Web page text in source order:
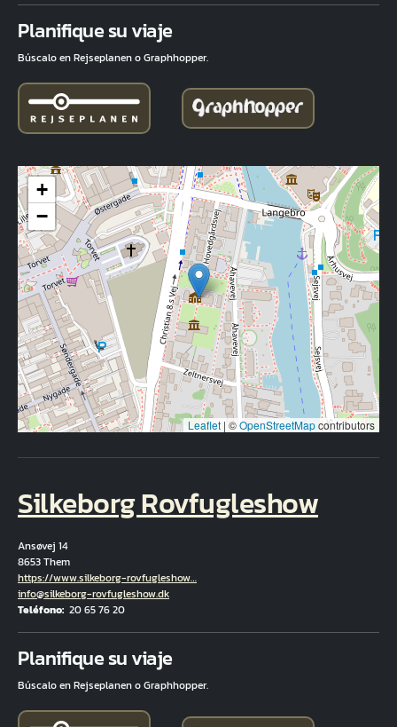
Planifique su viaje
Búscalo en Rejseplanen o Graphhopper.
+
−
Leaflet | ©OpenStreetMapcontributors
Silkeborg Rovfugleshow
Ansøvej 14
8653 Them
Hjemmeside
https://www.silkeborg-rovfugleshow…
Correo electrónico
info@silkeborg-rovfugleshow.dk
Teléfono 20 65 76 20
Planifique su viaje
Búscalo en Rejseplanen o Graphhopper.